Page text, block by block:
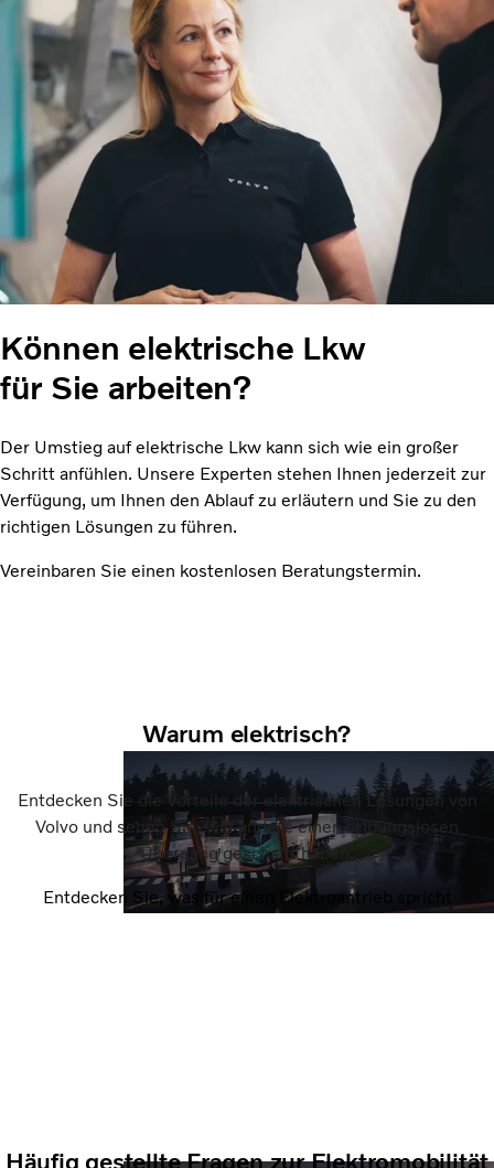
Können elektrische Lkw
für Sie arbeiten?
Der Umstieg auf elektrische Lkw kann sich wie ein großer
Schritt anfühlen. Unsere Experten stehen Ihnen jederzeit zur
Verfügung, um Ihnen den Ablauf zu erläutern und Sie zu den
richtigen Lösungen zu führen.
Vereinbaren Sie einen kostenlosen Beratungstermin.
Warum elektrisch?
Entdecken Sie die Vorteile der elektrischen Lösungen von
Volvo und sehen Sie, wie andere einen reibungslosen
Übergang geschafft haben.
Entdecken Sie, was für einen Elektroantrieb spricht